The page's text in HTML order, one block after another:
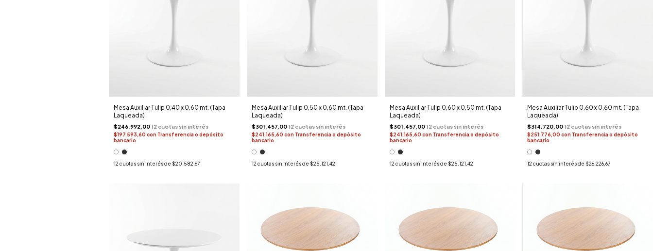
Mesa Auxiliar Tulip 0,40 x 0,60 mt. (Tapa
Laqueada)
$246.992,00
$197.593,60 con Transferencia o depósito
bancario
12 cuotas sin interés de $20.582,67
Mesa Auxiliar Tulip 0,50 x 0,60 mt. (Tapa
Laqueada)
$301.457,00
$241.165,60 con Transferencia o depósito
bancario
12 cuotas sin interés de $25.121,42
Mesa Auxiliar Tulip 0,60 x 0,50 mt. (Tapa
Laqueada)
$301.457,00
$241.165,60 con Transferencia o depósito
bancario
12 cuotas sin interés de $25.121,42
Mesa Auxiliar Tulip 0,60 x 0,60 mt. (Tapa
Laqueada)
$314.720,00
$251.776,00con Transferencia o depósito
bancario
12 cuotas sin interés de $26.226,67